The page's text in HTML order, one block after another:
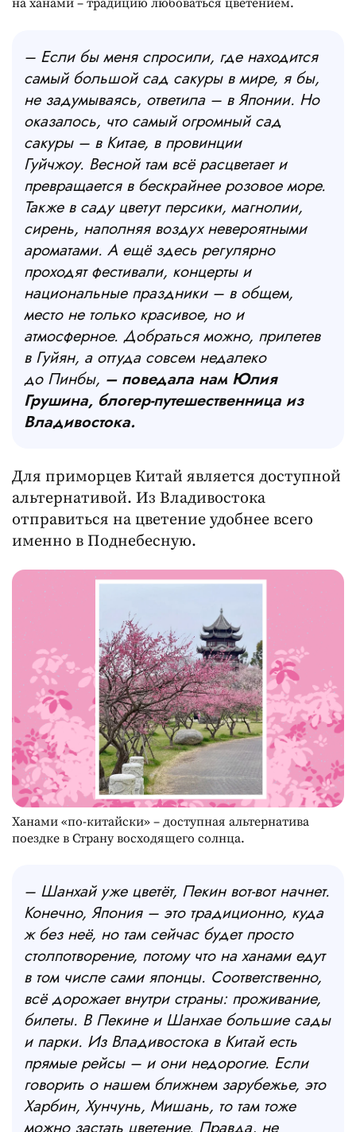
на ханами – традицию любоваться цветением.
– Если бы меня спросили, где находится
самый большой сад сакуры в мире, я бы,
не задумываясь, ответила – в Японии. Но
оказалось, что самый огромный сад
сакуры – в Китае, в провинции
Гуйчжоу. Весной там всё расцветает и
превращается в бескрайнее розовое море.
Также в саду цветут персики, магнолии,
сирень, наполняя воздух невероятными
ароматами. А ещё здесь регулярно
проходят фестивали, концерты и
национальные праздники – в общем,
место не только красивое, но и
атмосферное. Добраться можно, прилетев
в Гуйян, а оттуда совсем недалеко
до Пинбы, – поведала нам Юлия
Грушина, блогер-путешественница из
Владивостока.
Для приморцев Китай является доступной
альтернативой. Из Владивостока
отправиться на цветение удобнее всего
именно в Поднебесную.
Ханами «по-китайски» – доступная альтернатива
поездке в Страну восходящего солнца.
– Шанхай уже цветёт, Пекин вот-вот начнет.
Конечно, Япония – это традиционно, куда
ж без неё, но там сейчас будет просто
столпотворение, потому что на ханами едут
в том числе сами японцы. Соответственно,
всё дорожает внутри страны: проживание,
билеты. В Пекине и Шанхае большие сады
и парки. Из Владивостока в Китай есть
прямые рейсы – и они недорогие. Если
говорить о нашем ближнем зарубежье, это
Харбин, Хунчунь, Мишань, то там тоже